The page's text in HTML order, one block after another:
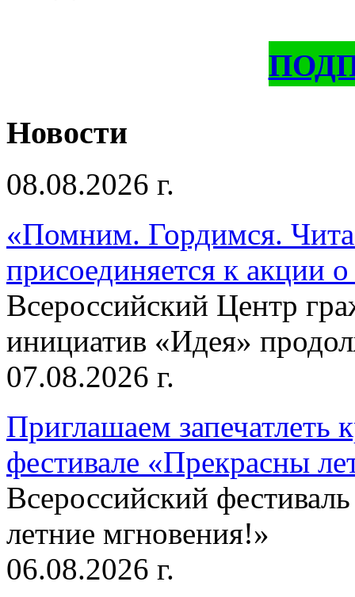
Новости
08.08.2026 г.
«Помним. Гордимся.
присоединяется к акции
Всероссийский Центр
инициатив «Идея»
07.08.2026 г.
Приглашаем запечатлеть
фестивале «Прекрасны
Всероссийский
летние мгновения!»
06.08.2026 г.